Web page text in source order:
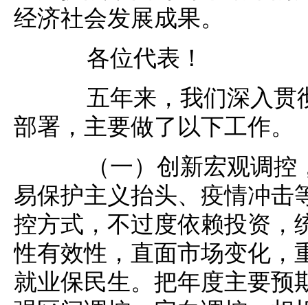
经济社会发展成果。
各位代表！
五年来，我们深入贯
部署，主要做了以下工作。
（一）创新宏观调控
易保护主义抬头、疫情冲击
控方式，不过度依赖投资，
性有效性，直面市场变化，
就业保民生。把年度主要预